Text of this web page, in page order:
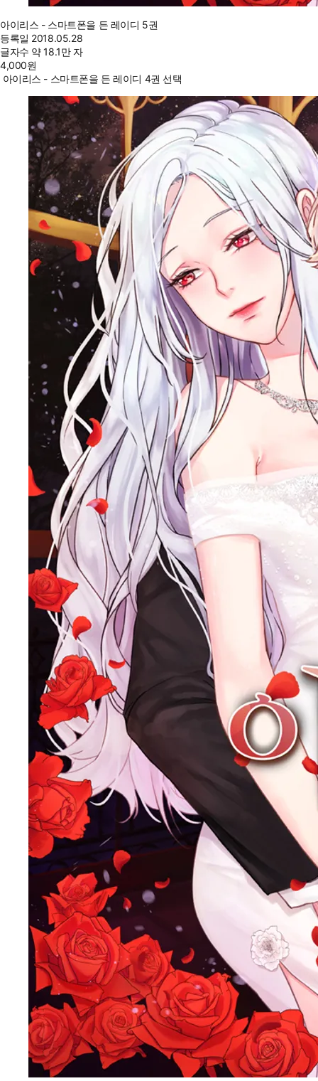
아이리스 - 스마트폰을 든 레이디 5권
등록일 2018.05.28
글자수 약 18.1만 자
4,000원
아이리스 - 스마트폰을 든 레이디 4권 선택